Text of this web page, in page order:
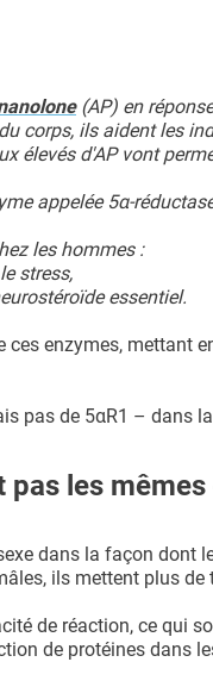
(AP) en
corps, ils aident les
élevés d'AP vont
appelée 5α-
les hommes :
stress,
essentiel.
ces enzymes, mettant
pas de 5αR1 – dans
les
dans la façon dont
ils mettent plus
de réaction, ce qui
de protéines dans